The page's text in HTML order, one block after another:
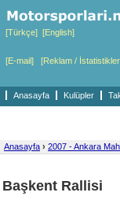
[Türkçe] [English]
[E-mail] [Reklam /
Anasayfa Kulüpler
Anasayfa › 2007 - Ankara
Başkent Rallisi